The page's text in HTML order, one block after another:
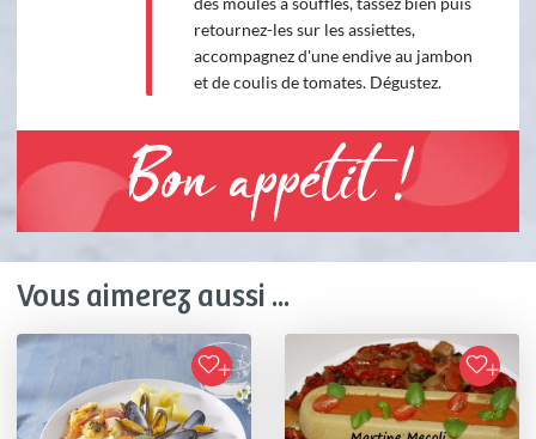
retournez-les sur les assiettes,
accompagnez d'une endive au jambon
et de coulis de tomates. Dégustez.
Bon appétit !
Vous aimerez aussi ...